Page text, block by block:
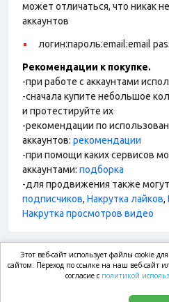
может отличаться, что никак
аккаунтов
логин:пароль:email:email
Рекомендации к покупке.
-при работе с аккаунтами
-сначала купите небольшое
и протестируйте их
-рекомендации по
аккаунтов: рекомендации
-при помощи каких сервисов
аккаунтами: подборка
-для продвижения также
подписчиков, Накрутка лайков,
Накрутка просмотров видео
market.com
Этот веб-сайт использует файлы cookie
сайтом. Переход по ссылке на наш веб-сайт
согласие с политикой